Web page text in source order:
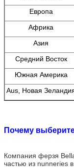
Европа
Африка
Азия
Средний Восток
Южная Америка
Aus, Новая
Почему
Компания ферзя
частью из nunneries